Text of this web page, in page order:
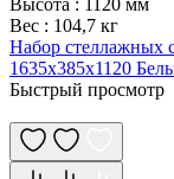
Вес : 104,7 кг
Набор
1635x385x1120
Быстрый просмотр